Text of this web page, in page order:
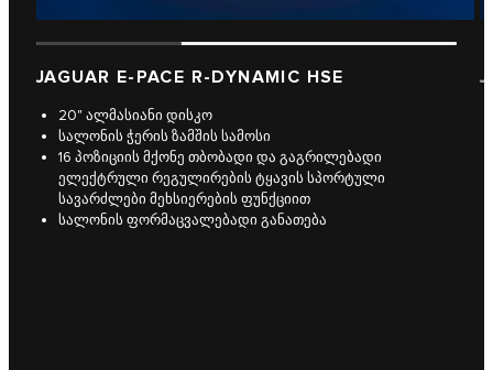
JAGUAR E-PACE R-DYNAMIC HSE
20" ალმასიანი დისკო
სალონის ჭერის ზამშის სამოსი
16 პოზიციის მქონე თბობადი და გაგრილებადი
ელექტრული რეგულირების ტყავის სპორტული
სავარძლები მეხსიერების ფუნქციით
სალონის ფორმაცვალებადი განათება